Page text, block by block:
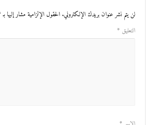
لن يتم نشر عنوان بريدك الإلكتروني. الحقول الإلزامية مشار إليها بـ
التعليق *